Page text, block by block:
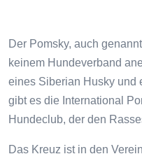
Der Pomsky, auch genannt
keinem Hundeverband
eines Siberian Husky und
gibt es die International
Hundeclub, der den
Das Kreuz ist in den